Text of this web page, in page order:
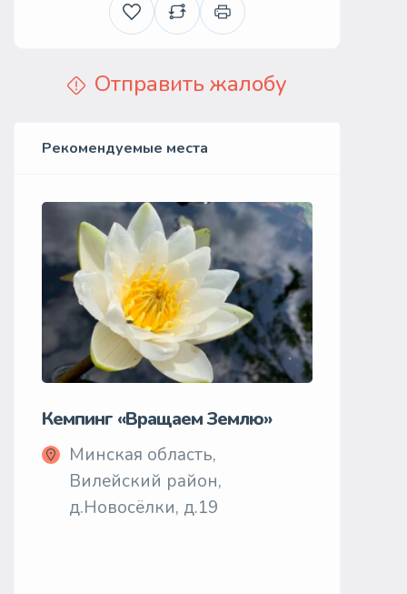
Отправить жалобу
Рекомендуемые места
Кемпинг «Вращаем Землю»
Минская область,
Вилейский район,
д.Новосёлки, д.19